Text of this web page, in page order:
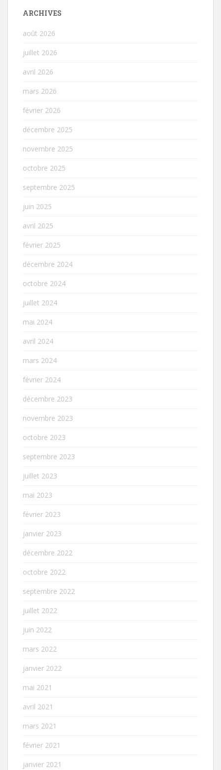
ARCHIVES
août 2026
juillet 2026
avril 2026
mars 2026
février 2026
décembre 2025
novembre 2025
octobre 2025
septembre 2025
juin 2025
avril 2025
février 2025
décembre 2024
octobre 2024
juillet 2024
mai 2024
avril 2024
mars 2024
février 2024
décembre 2023
novembre 2023
octobre 2023
septembre 2023
juillet 2023
mai 2023
février 2023
janvier 2023
décembre 2022
octobre 2022
septembre 2022
juillet 2022
juin 2022
mars 2022
janvier 2022
mai 2021
avril 2021
mars 2021
février 2021
janvier 2021